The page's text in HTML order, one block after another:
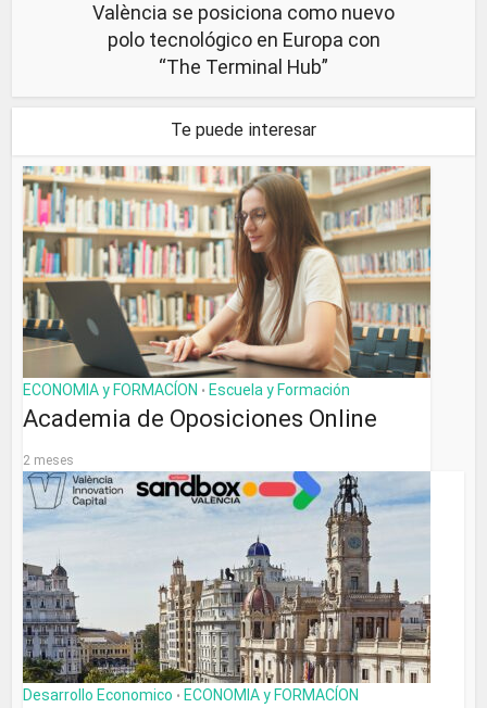
València se posiciona como nuevo
polo tecnológico en Europa con
“The Terminal Hub”
Te puede interesar
ECONOMIA y FORMACÍON • Escuela y Formación
Academia de Oposiciones Online
2 meses
Desarrollo Economico • ECONOMIA y FORMACÍON